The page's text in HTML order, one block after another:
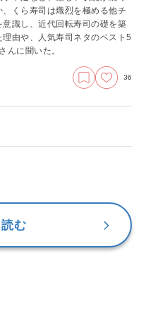
くら寿司は熾烈を極める他チ
識し、近代回転寿司の礎を築
由や、人気寿司ネタのベスト5
んに聞いた。
36
む